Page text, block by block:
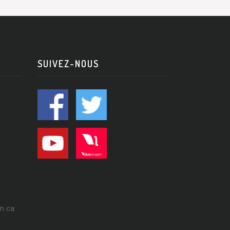
SUIVEZ-NOUS